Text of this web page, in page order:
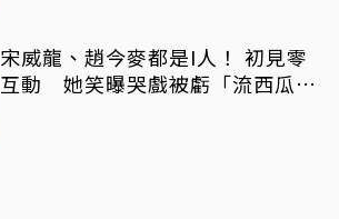
宋威龍、趙今麥都是I人！ 初見零
互動 她笑曝哭戲被虧「流西瓜